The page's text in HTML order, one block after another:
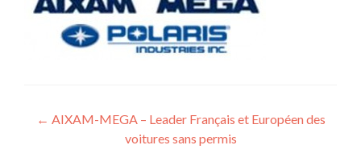
Post
navigation
← AIXAM-MEGA – Leader Français et Européen des
voitures sans permis